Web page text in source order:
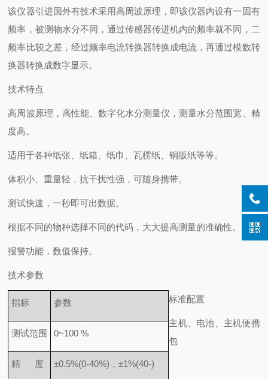
该仪器引进国外有技术采用高周波原理，即该仪器内设有一固有
频率，被测物水分不同，通过传感器传进机内的频率就不同，二
频率比较之差，经过频率电流转换器转换成电流，再通过模数转
换器转换成数字显示。
技术特点
高周波原理，高性能、数字化水分测量仪，测量水分范围宽、精
度高。
适用于各种纸张、纸箱、纸巾、瓦楞纸、铜版纸等等。
体积小、重量轻，抗干扰性强，可随身携带。
测试快速，一秒即可出数据。
根据不同的物种选择不同的代码，大大提高测量的准确性。
报警功能，数值保持。
技术参数
指标 参数
测试范围 0~100 %
精 度 ±0.5%(0-40%)，±1%(40-)
标准配置
主机、电池、主机便携
包